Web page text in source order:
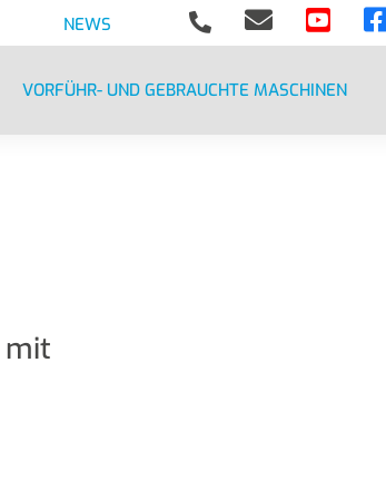
NEWS    
VORFÜHR- UND GEBRAUCHTE MASCHINEN
mit